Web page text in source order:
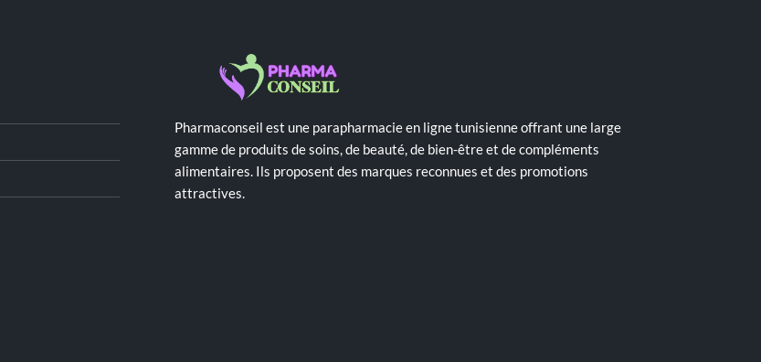
Pharmaconseil est une parapharmacie en ligne tunisienne offrant une large
gamme de produits de soins, de beauté, de bien-être et de compléments
alimentaires. Ils proposent des marques reconnues et des promotions
attractives.